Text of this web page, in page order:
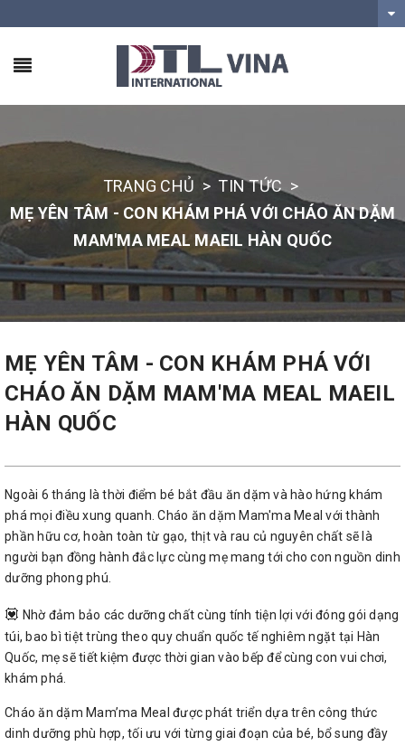
TRANG CHỦ > TIN TỨC >
MẸ YÊN TÂM - CON KHÁM PHÁ VỚI CHÁO ĂN DẶM
MAM'MA MEAL MAEIL HÀN QUỐC
MẸ YÊN TÂM - CON KHÁM PHÁ VỚI
CHÁO ĂN DẶM MAM'MA MEAL MAEIL
HÀN QUỐC
Ngoài 6 tháng là thời điểm bé bắt đầu ăn dặm và hào hứng khám
phá mọi điều xung quanh. Cháo ăn dặm Mam'ma Meal với thành
phần hữu cơ, hoàn toàn từ gạo, thịt và rau củ nguyên chất sẽ là
người bạn đồng hành đắc lực cùng mẹ mang tới cho con nguồn dinh
dưỡng phong phú.
💟 Nhờ đảm bảo các dưỡng chất cùng tính tiện lợi với đóng gói dạng
túi, bao bì tiệt trùng theo quy chuẩn quốc tế nghiêm ngặt tại Hàn
Quốc, mẹ sẽ tiết kiệm được thời gian vào bếp để cùng con vui chơi,
khám phá.
Cháo ăn dặm Mam’ma Meal được phát triển dựa trên công thức
dinh dưỡng phù hợp, tối ưu với từng giai đoạn của bé, bổ sung đầy